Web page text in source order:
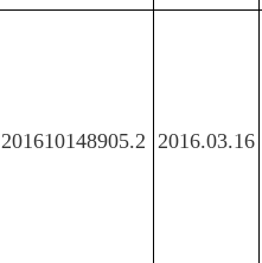
201610148905.2 2016.03.16